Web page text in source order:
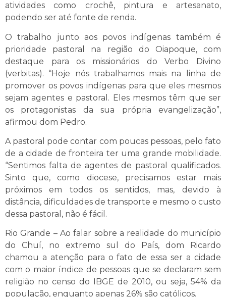
atividades como crochê, pintura e artesanato,
podendo ser até fonte de renda.
O trabalho junto aos povos indígenas também é
prioridade pastoral na região do Oiapoque, com
destaque para os missionários do Verbo Divino
(verbitas). “Hoje nós trabalhamos mais na linha de
promover os povos indígenas para que eles mesmos
sejam agentes e pastoral. Eles mesmos têm que ser
os protagonistas da sua própria evangelização”,
afirmou dom Pedro.
A pastoral pode contar com poucas pessoas, pelo fato
de a cidade de fronteira ter uma grande mobilidade.
“Sentimos falta de agentes de pastoral qualificados.
Sinto que, como diocese, precisamos estar mais
próximos em todos os sentidos, mas, devido à
distância, dificuldades de transporte e mesmo o custo
dessa pastoral, não é fácil.
Rio Grande – Ao falar sobre a realidade do município
do Chuí, no extremo sul do País, dom Ricardo
chamou a atenção para o fato de essa ser a cidade
com o maior índice de pessoas que se declaram sem
religião no censo do IBGE de 2010, ou seja, 54% da
população, enquanto apenas 26% são católicos.